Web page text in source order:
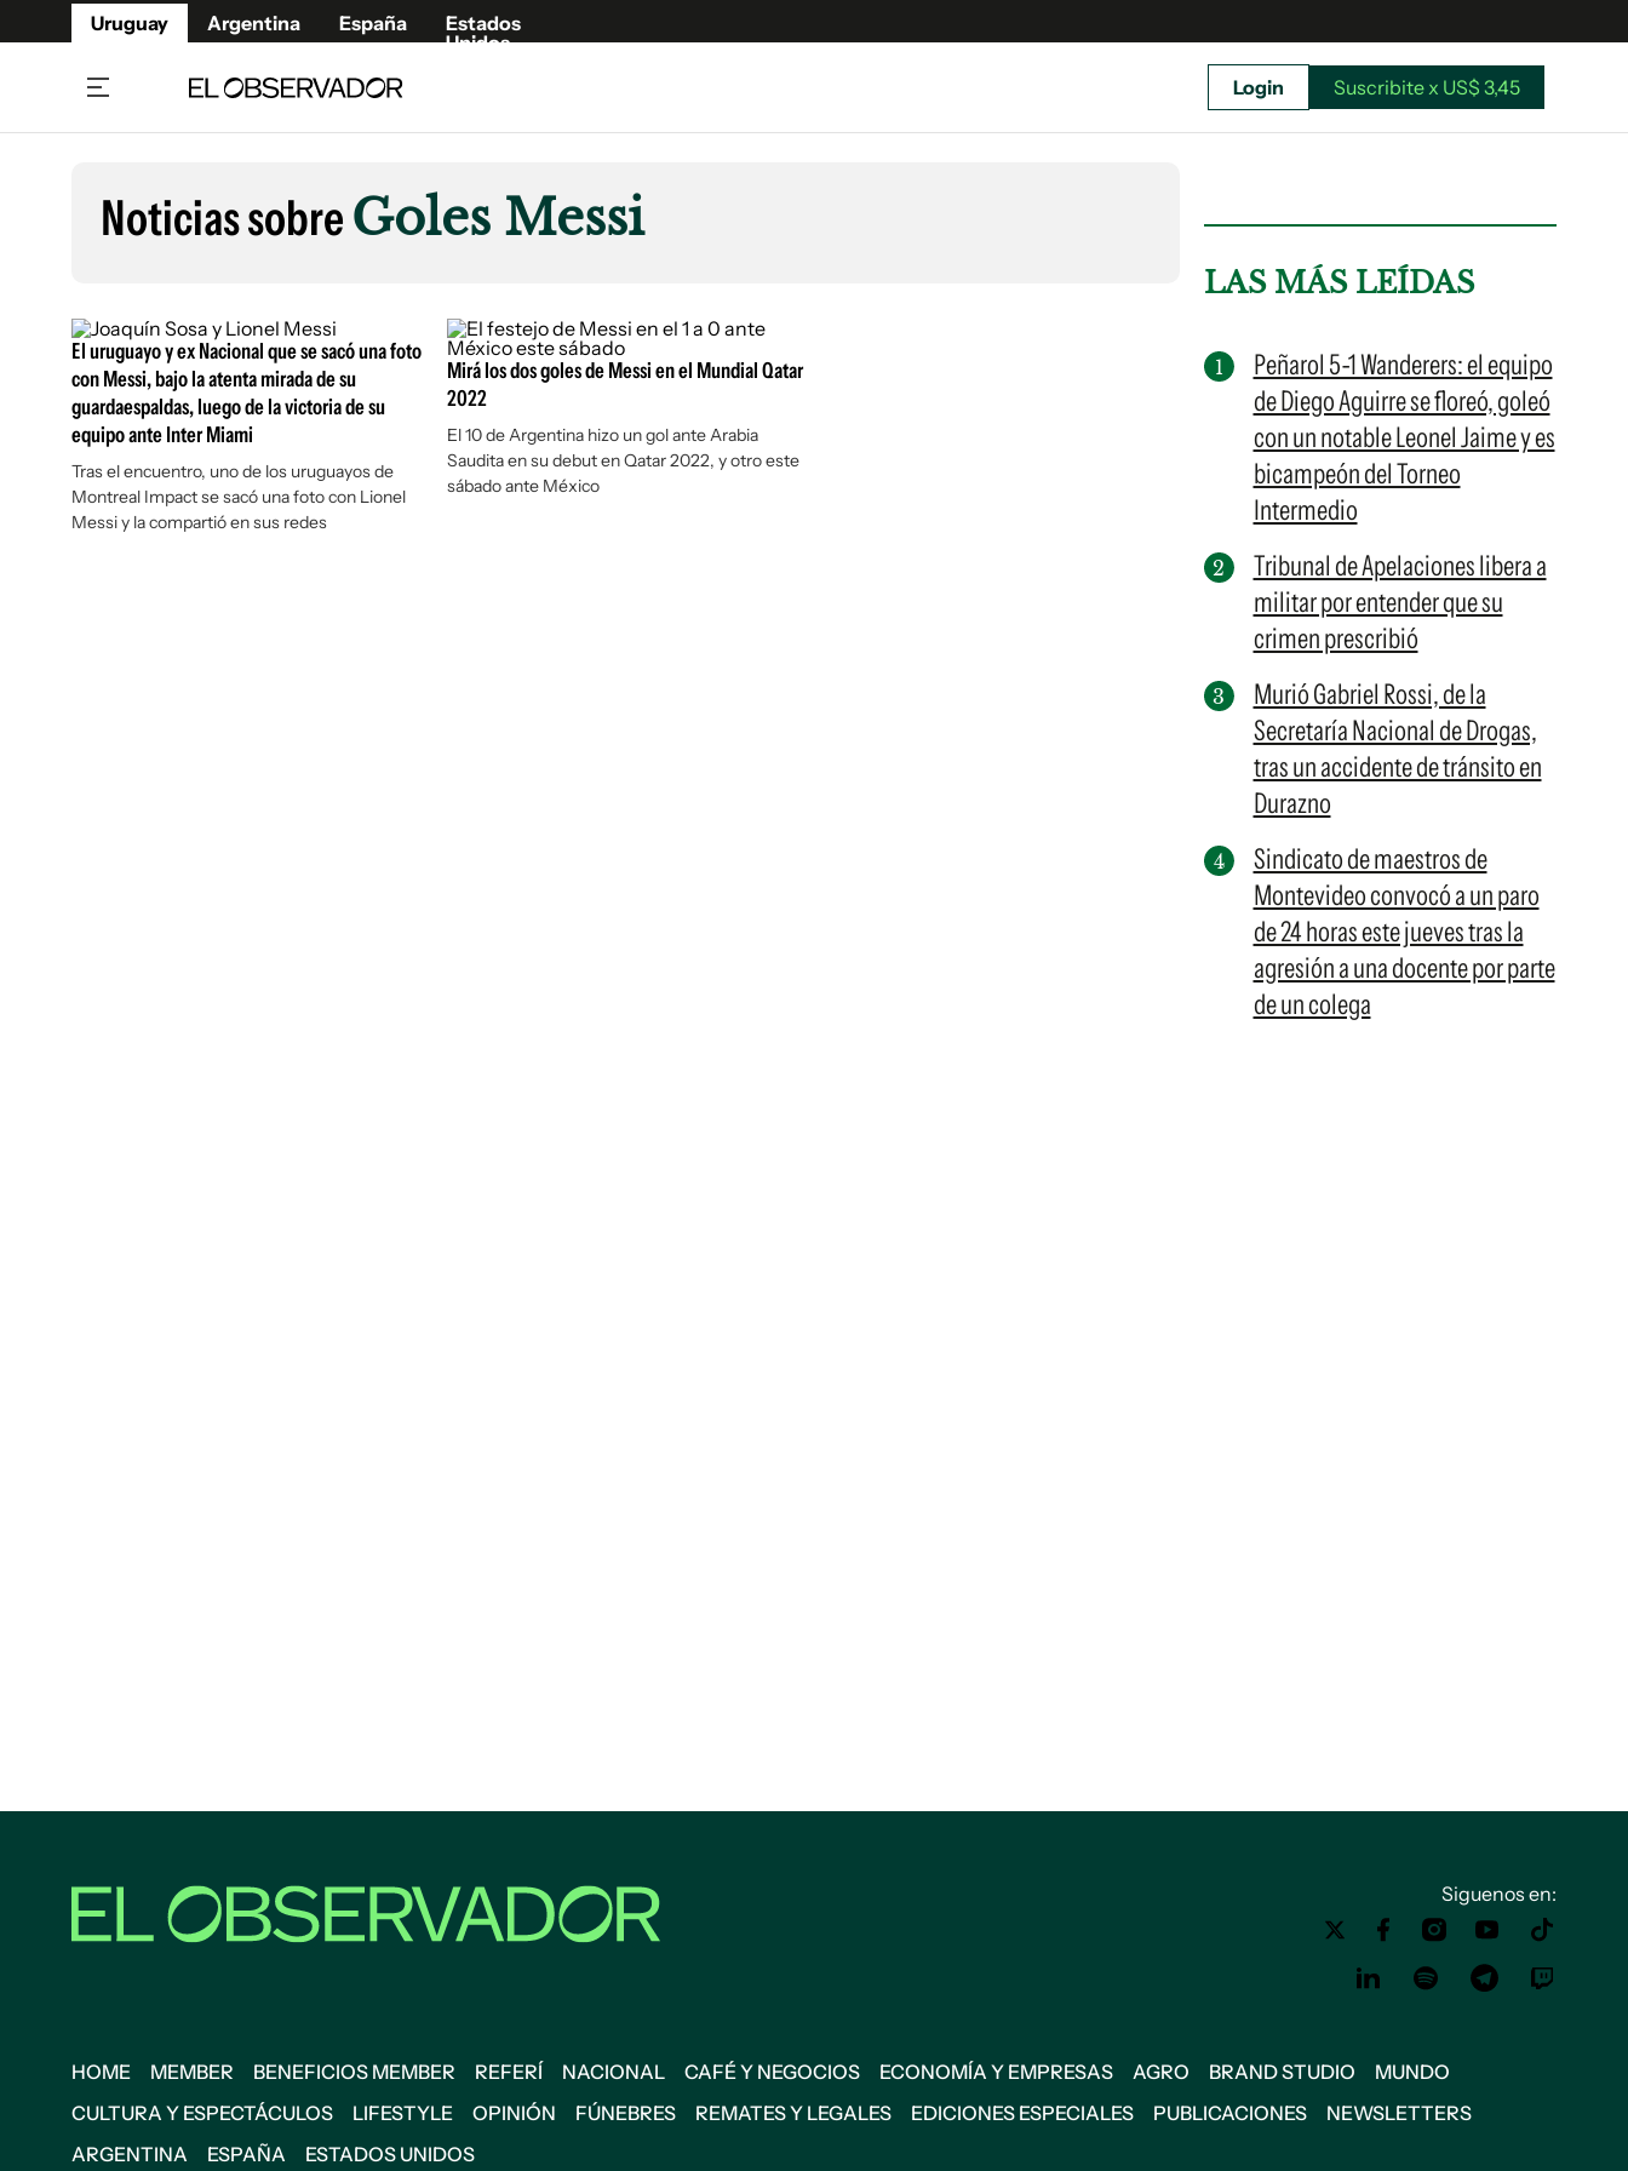
Uruguay Argentina España
Estados
Unidos
Beneficios Member
Café y Negocios
Economía y Empresas
Agro
Brand Studio
Mundo
Cultura y Espectáculos
Fúnebres
Publicaciones
Newsletters
Argentina
España
Estados Unidos
Suscribite x US$ 3,45
Login Suscribite x US$ 3,45
Noticias sobreGoles Messi
El uruguayo y ex Nacional que se sacó una foto
con Messi, bajo la atenta mirada de su
guardaespaldas, luego de la victoria de su
equipo ante Inter Miami
Tras el encuentro, uno de los uruguayos de
Montreal Impact se sacó una foto con Lionel
Messi y la compartió en sus redes
Mirá los dos goles de Messi en el Mundial Qatar
2022
El 10 de Argentina hizo un gol ante Arabia
Saudita en su debut en Qatar 2022, y otro este
sábado ante México
LAS MÁS LEÍDAS
Peñarol 5-1 Wanderers: el equipo
de Diego Aguirre se floreó, goleó
con un notable Leonel Jaime y es
bicampeón del Torneo
Intermedio
Tribunal de Apelaciones libera a
militar por entender que su
crimen prescribió
Murió Gabriel Rossi, de la
Secretaría Nacional de Drogas,
tras un accidente de tránsito en
Durazno
Sindicato de maestros de
Montevideo convocó a un paro
de 24 horas este jueves tras la
agresión a una docente por parte
de un colega
Siguenos en:
HOME MEMBER BENEFICIOS MEMBER REFERÍ NACIONAL CAFÉ Y NEGOCIOS ECONOMÍA Y EMPRESAS AGRO BRAND STUDIO
MUNDO
CULTURA Y ESPECTÁCULOS
LIFESTYLE OPINIÓN FÚNEBRES REMATES Y LEGALES EDICIONES ESPECIALES PUBLICACIONES
NEWSLETTERS
ARGENTINA
ESPAÑA ESTADOS UNIDOS